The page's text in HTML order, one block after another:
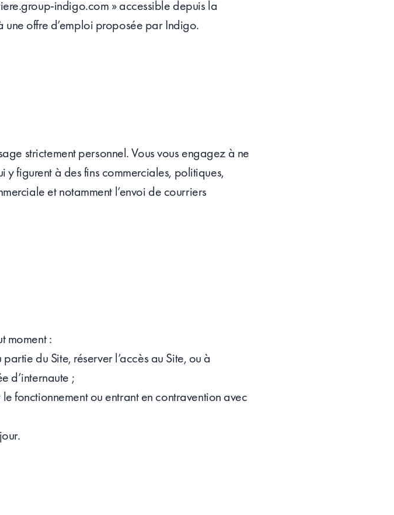
indigo.com » accessible depuis la
offre d’emploi proposée par Indigo.
strictement personnel. Vous vous engagez à ne
y figurent à des fins commerciales, politiques,
et notamment l’envoi de courriers
moment :
du Site, réserver l’accès au Site, ou à
d’internaute ;
fonctionnement ou entrant en contravention avec